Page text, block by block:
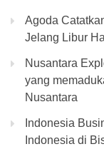
Agoda
Jelang Libur
Nusantara
yang
Nusantara
Indonesia
Indonesia di